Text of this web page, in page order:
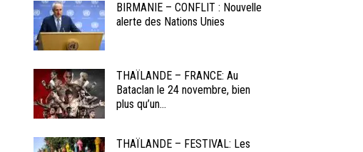
BIRMANIE – CONFLIT : Nouvelle
alerte des Nations Unies
THAÏLANDE – FRANCE: Au
Bataclan le 24 novembre, bien
plus qu’un...
THAÏLANDE – FESTIVAL: Les